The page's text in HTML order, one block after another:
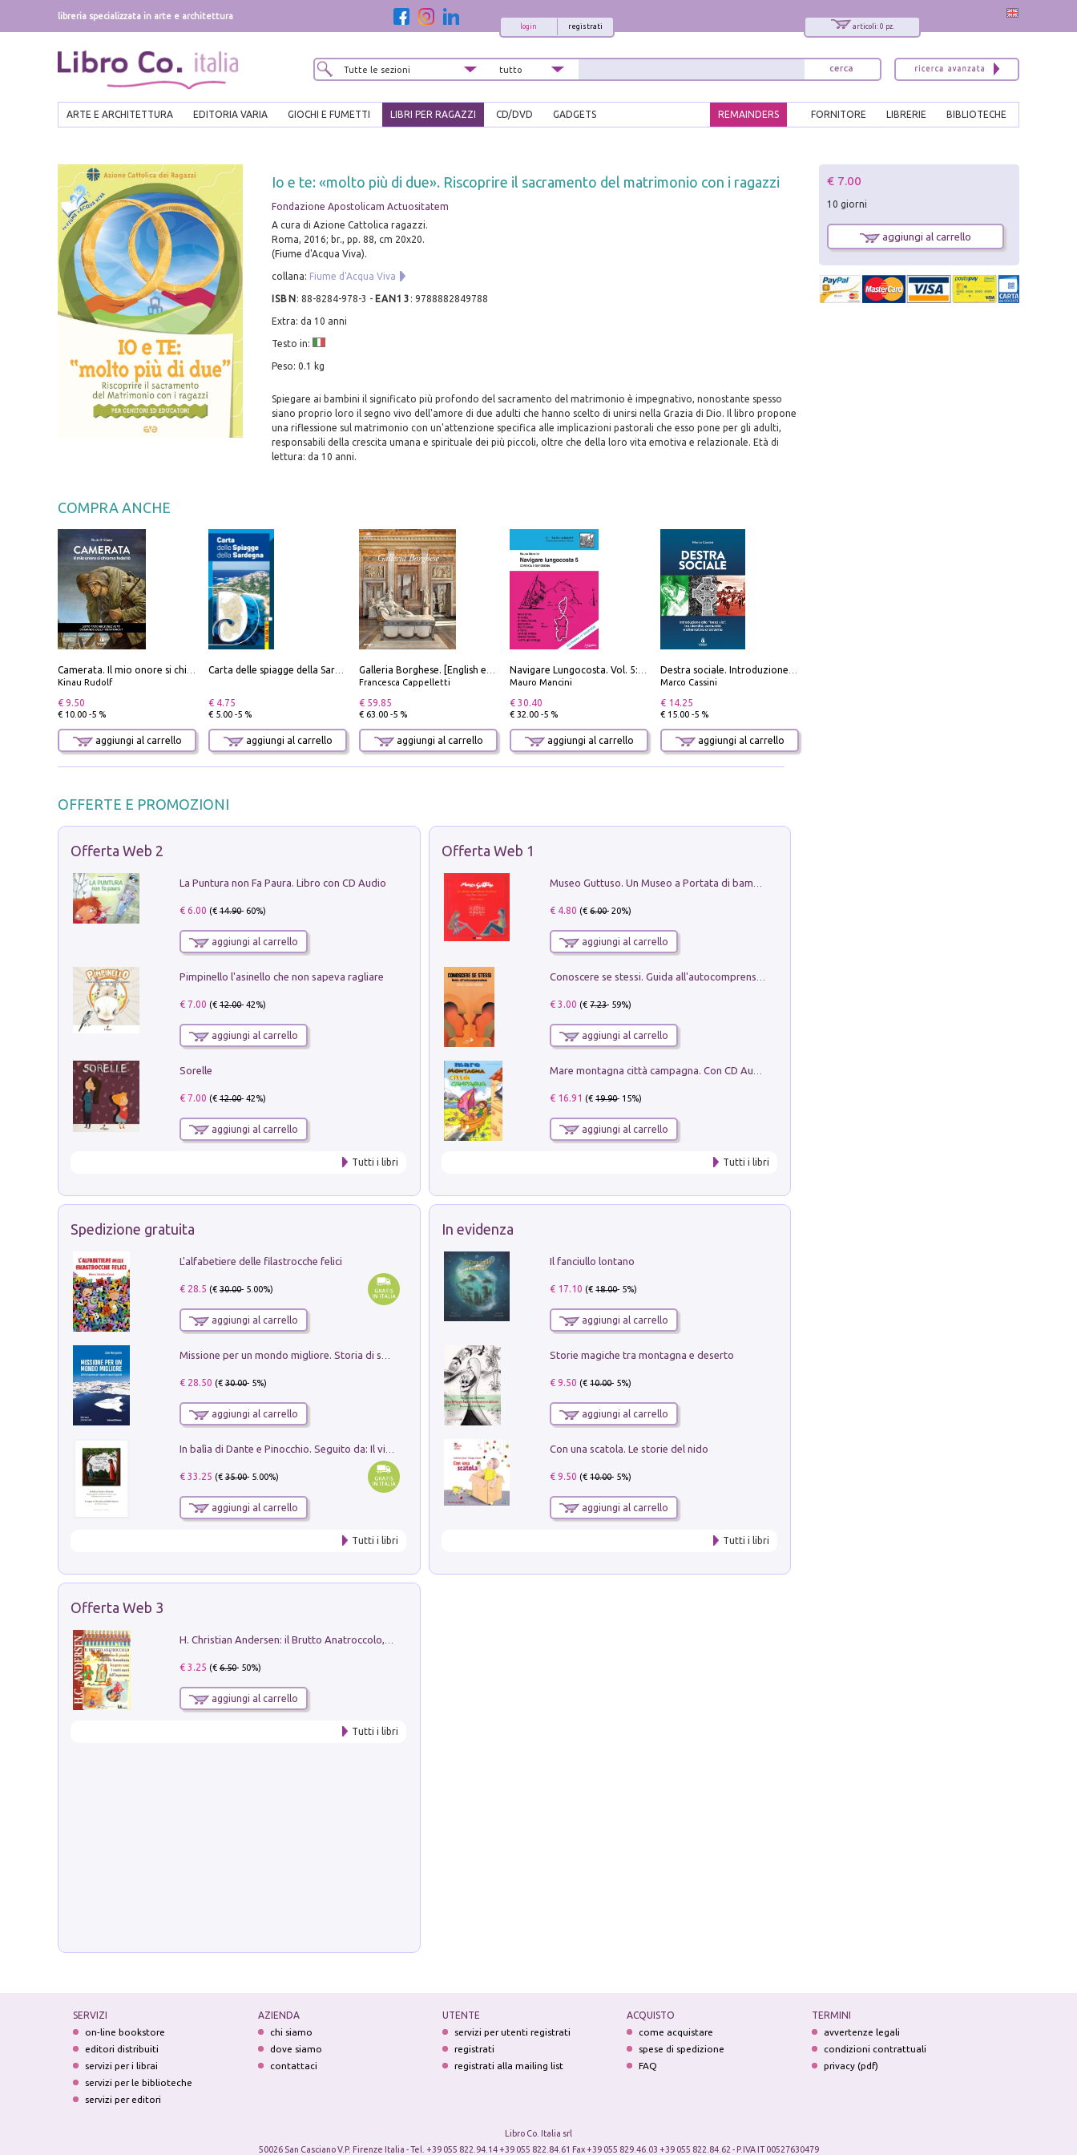
libreria specializzata in arte e architettura
articoli: 0 pz.
registrati
login
ARTE E ARCHITETTURA EDITORIA VARIA GIOCHI E FUMETTI LIBRI PER RAGAZZI CD/DVD GADGETS BIBLIOTECHE
LIBRERIE
FORNITORE
REMAINDERS
Io e te: «molto più di due». Riscoprire il sacramento del matrimonio con i ragazzi
Fondazione Apostolicam Actuositatem
A cura di Azione Cattolica ragazzi.
Roma, 2016; br., pp. 88, cm 20x20.
(Fiume d'Acqua Viva).
collana: Fiume d'Acqua Viva
ISBN : 88-8284-978-3 - EAN13 : 9788882849788
Extra: da 10 anni
Testo in:
Peso: 0.1 kg
Spiegare ai bambini il significato più profondo del sacramento del matrimonio è impegnativo, nonostante spesso
siano proprio loro il segno vivo dell'amore di due adulti che hanno scelto di unirsi nella Grazia di Dio. Il libro propone
una riflessione sul matrimonio con un'attenzione specifica alle implicazioni pastorali che esso pone per gli adulti,
responsabili della crescita umana e spirituale dei più piccoli, oltre che della loro vita emotiva e relazionale. Età di
lettura: da 10 anni.
COMPRA ANCHE
Kinau Rudolf
€ 9.50
€ 10.00 -5 %
aggiungi al carrello
€ 4.75
€ 5.00 -5 %
aggiungi al carrello
Francesca Cappelletti
€ 59.85
€ 63.00 -5 %
aggiungi al carrello
Mauro Mancini
€ 30.40
€ 32.00 -5 %
aggiungi al carrello
Marco Cassini
€ 14.25
€ 15.00 -5 %
aggiungi al carrello
OFFERTE E PROMOZIONI
Offerta Web 2
La Puntura non Fa Paura. Libro con CD Audio
€ 6.00 (€14.90- 60%)
aggiungi al carrello
Pimpinello l'asinello che non sapeva ragliare
€ 7.00 (€12.00- 42%)
aggiungi al carrello
Sorelle
€ 7.00 (€12.00- 42%)
aggiungi al carrello
Tutti i libri
Offerta Web 1
€ 4.80 (€6.00- 20%)
aggiungi al carrello
€ 3.00 (€7.23- 59%)
aggiungi al carrello
€ 16.91 (€19.90- 15%)
aggiungi al carrello
Tutti i libri
Spedizione gratuita
L'alfabetiere delle filastrocche felici
€ 28.5 (€30.00- 5.00%)
aggiungi al carrello
€ 28.50 (€30.00- 5%)
aggiungi al carrello
€ 33.25 (€35.00- 5.00%)
aggiungi al carrello
Tutti i libri
In evidenza
Il fanciullo lontano
€ 17.10 (€18.00- 5%)
aggiungi al carrello
Storie magiche tra montagna e deserto
€ 9.50 (€10.00- 5%)
aggiungi al carrello
Con una scatola. Le storie del nido
€ 9.50 (€10.00- 5%)
aggiungi al carrello
Tutti i libri
Offerta Web 3
€ 3.25 (€6.50- 50%)
aggiungi al carrello
Tutti i libri
€ 7.00
10 giorni
aggiungi al carrello
SERVIZI
on-line bookstore
editori distribuiti
servizi per i librai
servizi per le biblioteche
servizi per editori
AZIENDA
chi siamo
dove siamo
contattaci
UTENTE
servizi per utenti registrati
registrati
registrati alla mailing list
ACQUISTO
come acquistare
spese di spedizione
FAQ
TERMINI
avvertenze legali
condizioni contrattuali
privacy (pdf)
Libro Co. Italia srl
50026 San Casciano V.P. Firenze Italia - Tel. +39 055 822.94.14 +39 055 822.84.61 Fax +39 055 829.46.03 +39 055 822.84.62 - P.IVA IT 00527630479
x
Interessato ai nostri libri?
Sarai informato delle nostre novità, potrai
comunque cancellarti quando desideri.
modulo di iscrizione